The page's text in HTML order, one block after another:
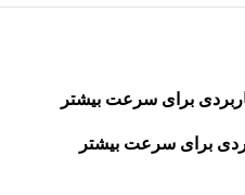
برای سرعت بیشتر
برای سرعت بیشتر